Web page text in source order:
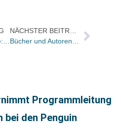
Programmleitung
bei den Penguin